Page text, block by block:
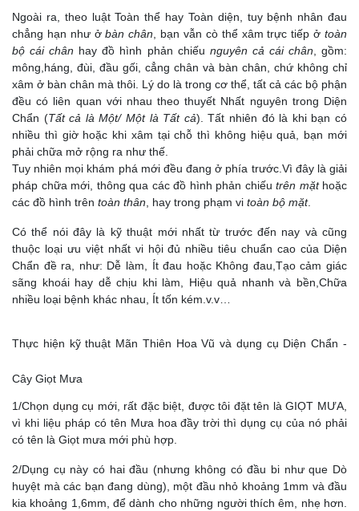
Ngoài ra, theo luật Toàn thể hay Toàn diện, tuy bệnh nhân đau
chẳng hạn như ởbàn chân, bạn vẫn cò thể xâm trực tiếp ởtoàn
bộ cái chân hay đồ hình phản chiếu nguyên cả cái chân, gồm:
mông,háng, đùi, đầu gối, cẳng chân và bàn chân, chứ không chỉ
xâm ở bàn chân mà thôi. Lý do là trong cơ thể, tất cả các bộ phận
đều có liên quan với nhau theo thuyết Nhất nguyên trong Diện
Chẩn (Tất cả là Một/ Một là Tất cả). Tất nhiên đó là khi bạn có
nhiều thì giờ hoặc khi xâm tại chỗ thì không hiệu quả, bạn mới
phải chữa mở rộng ra như thế.
Tuy nhiên mọi khám phá mới đều đang ở phía trước.Vì đây là giải
pháp chữa mới, thông qua các đồ hình phản chiếu trên mặthoặc
các đồ hình trên toàn thân, hay trong phạm vi toàn bộ mặt.
Có thể nói đây là kỹ thuật mới nhất từ trước đến nay và cũng
thuộc loại ưu việt nhất vi hội đủ nhiều tiêu chuẩn cao của Diện
Chẩn đề ra, như: Dễ làm, Ít đau hoặc Không đau,Tạo cảm giác
sãng khoái hay dễ chịu khi làm, Hiệu quả nhanh và bền,Chữa
nhiều loại bệnh khác nhau, Ít tốn kém.v.v…
Thực hiện kỹ thuật Mãn Thiên Hoa Vũ và dụng cụ Diện Chẩn -
Cây Giọt Mưa
1/Chọn dụng cụ mới, rất đặc biệt, được tôi đặt tên là GIỌT MƯA,
vì khi liệu pháp có tên Mưa hoa đầy trời thì dụng cụ của nó phải
có tên là Giọt mưa mới phù hợp.
2/Dụng cụ này có hai đầu (nhưng không có đầu bi như que Dò
huyệt mà các bạn đang dùng), một đầu nhỏ khoảng 1mm và đầu
kia khoảng 1,6mm, để dành cho những người thích êm, nhẹ hơn.